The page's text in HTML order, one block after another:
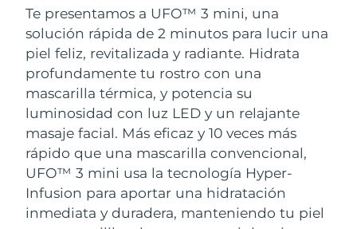
Te presentamos a UFO™ 3 mini, una
solución rápida de 2 minutos para lucir una
piel feliz, revitalizada y radiante. Hidrata
profundamente tu rostro con una
mascarilla térmica, y potencia su
luminosidad con luz LED y un relajante
masaje facial. Más eficaz y 10 veces más
rápido que una mascarilla convencional,
UFO™ 3 mini usa la tecnología Hyper-
Infusion para aportar una hidratación
inmediata y duradera, manteniendo tu piel
Anti-aging massage
LUNA™ 4 Plus
Massage, LED heating
LUNA™ 4 Men
For men, anti-aging massage
Microcurrent toning
BEAR™ 2 go
Microcurrent toning on-the-go
BEAR™ 2 eyes & lips
Microcurrent line smoothing device
Hidratación
UFO™ 3 pack
Deep facial hydration
UFO™ 3 LED
Near-infrared and red light therapy
device
Cuidado bucal
issa™ 4
Hybrid silicone sonic toothbrush
issa™ 4 plus
Smart hybrid silicone sonic toothbrush
TRATAMIENTO ANTIEDAD FAQ™
Antiedad Tratamientos LED
NEW
Bermudas Entrega prevista
Bosnia y Herzegovina Entrega prevista
Brunéi
Bulgaria Entrega prevista8/9/26
Canadá Entrega prevista8/13/26
Chile Entrega prevista